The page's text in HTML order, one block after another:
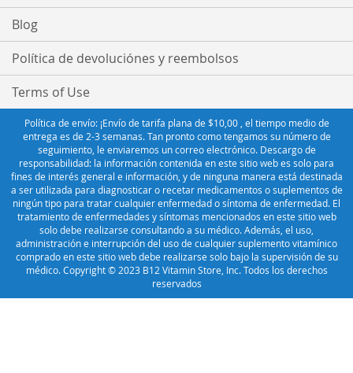
Blog
Política de devoluciónes y reembolsos
Terms of Use
Política de envío: ¡Envío de tarifa plana de $10,00 , el tiempo medio de
entrega es de 2-3 semanas. Tan pronto como tengamos su número de
seguimiento, le enviaremos un correo electrónico. Descargo de
responsabilidad: la información contenida en este sitio web es solo para
fines de interés general e información, y de ninguna manera está destinada
a ser utilizada para diagnosticar o recetar medicamentos o suplementos de
ningún tipo para tratar cualquier enfermedad o síntoma de enfermedad. El
tratamiento de enfermedades y síntomas mencionados en este sitio web
solo debe realizarse consultando a su médico. Además, el uso,
administración e interrupción del uso de cualquier suplemento vitamínico
comprado en este sitio web debe realizarse solo bajo la supervisión de su
médico. Copyright © 2023 B12 Vitamin Store, Inc. Todos los derechos
reservados